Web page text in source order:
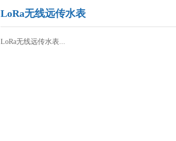
LoRa无线远传水表
LoRa无线远传水表...